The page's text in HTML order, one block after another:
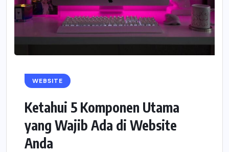
WEBSITE
Ketahui 5 Komponen Utama
yang Wajib Ada di Website
Anda